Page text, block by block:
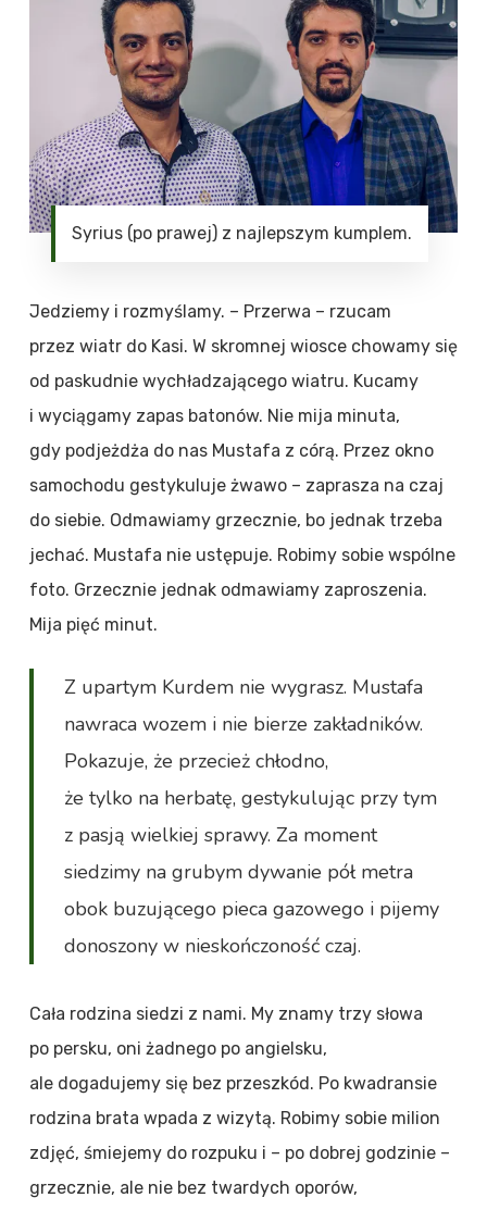
Syrius (po prawej) z najlepszym kumplem.
Jedziemy i rozmyślamy. – Przerwa – rzucam
przez wiatr do Kasi. W skromnej wiosce chowamy się
od paskudnie wychładzającego wiatru. Kucamy
i wyciągamy zapas batonów. Nie mija minuta,
gdy podjeżdża do nas Mustafa z córą. Przez okno
samochodu gestykuluje żwawo – zaprasza na czaj
do siebie. Odmawiamy grzecznie, bo jednak trzeba
jechać. Mustafa nie ustępuje. Robimy sobie wspólne
foto. Grzecznie jednak odmawiamy zaproszenia.
Mija pięć minut.
Z upartym Kurdem nie wygrasz. Mustafa
nawraca wozem i nie bierze zakładników.
Pokazuje, że przecież chłodno,
że tylko na herbatę, gestykulując przy tym
z pasją wielkiej sprawy. Za moment
siedzimy na grubym dywanie pół metra
obok buzującego pieca gazowego i pijemy
donoszony w nieskończoność czaj.
Cała rodzina siedzi z nami. My znamy trzy słowa
po persku, oni żadnego po angielsku,
ale dogadujemy się bez przeszkód. Po kwadransie
rodzina brata wpada z wizytą. Robimy sobie milion
zdjęć, śmiejemy do rozpuku i – po dobrej godzinie –
grzecznie, ale nie bez twardych oporów,